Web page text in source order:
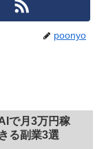
poonyo
で月3万円稼
る副業3選